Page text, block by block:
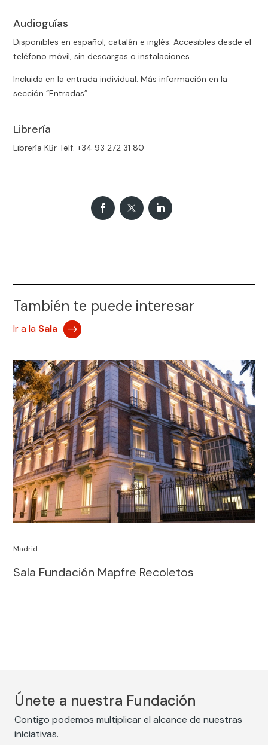
Audioguías
Disponibles en español, catalán e inglés. Accesibles desde el
teléfono móvil, sin descargas o instalaciones.
Incluida en la entrada individual. Más información en la
sección “Entradas”.
Librería
Librería KBr Telf. +34 93 272 31 80
También te puede interesar
Ir a la Sala
Madrid
Sala Fundación Mapfre Recoletos
Únete a nuestra Fundación
Contigo podemos multiplicar el alcance de nuestras
iniciativas.